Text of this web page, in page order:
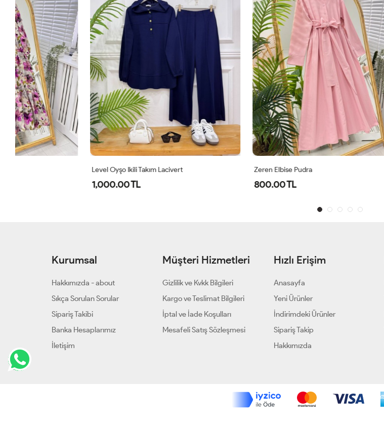
Level Oyşo Ikili Takım Lacivert
Kurumsal
Hakkımızda - about
Sıkça Sorulan Sorular
Sipariş Takibi
Banka Hesaplarımız
İletişim
Müşteri Hizmetleri
Gizlilik ve Kvkk Bilgileri
Kargo ve Teslimat Bilgileri
İptal ve İade Koşulları
Mesafeli Satış Sözleşmesi
Hızlı Erişim
Anasayfa
Yeni Ürünler
İndirimdeki Ürünler
Sipariş Takip
Hakkımızda